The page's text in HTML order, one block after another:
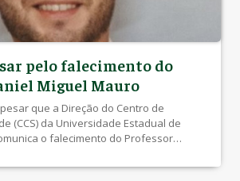
pelo falecimento do
Miguel Mauro
que a Direção do Centro de
(CCS) da Universidade Estadual de
o falecimento do Professor
o professor Daniel também